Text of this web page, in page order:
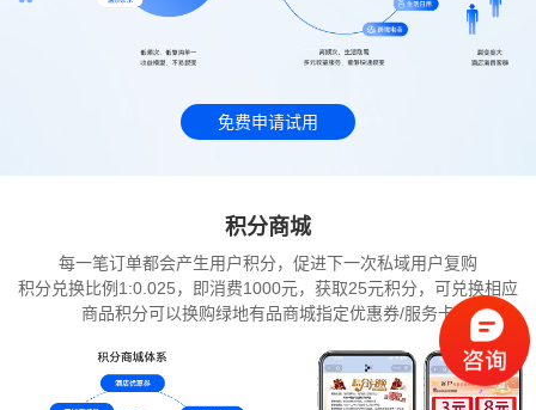
免费申请试用
积分商城
每一笔订单都会产生用户积分，促进下一次私域用户复购
积分兑换比例1:0.025，即消费1000元，获取25元积分，可兑换相应
商品积分可以换购绿地有品商城指定优惠券/服务卡